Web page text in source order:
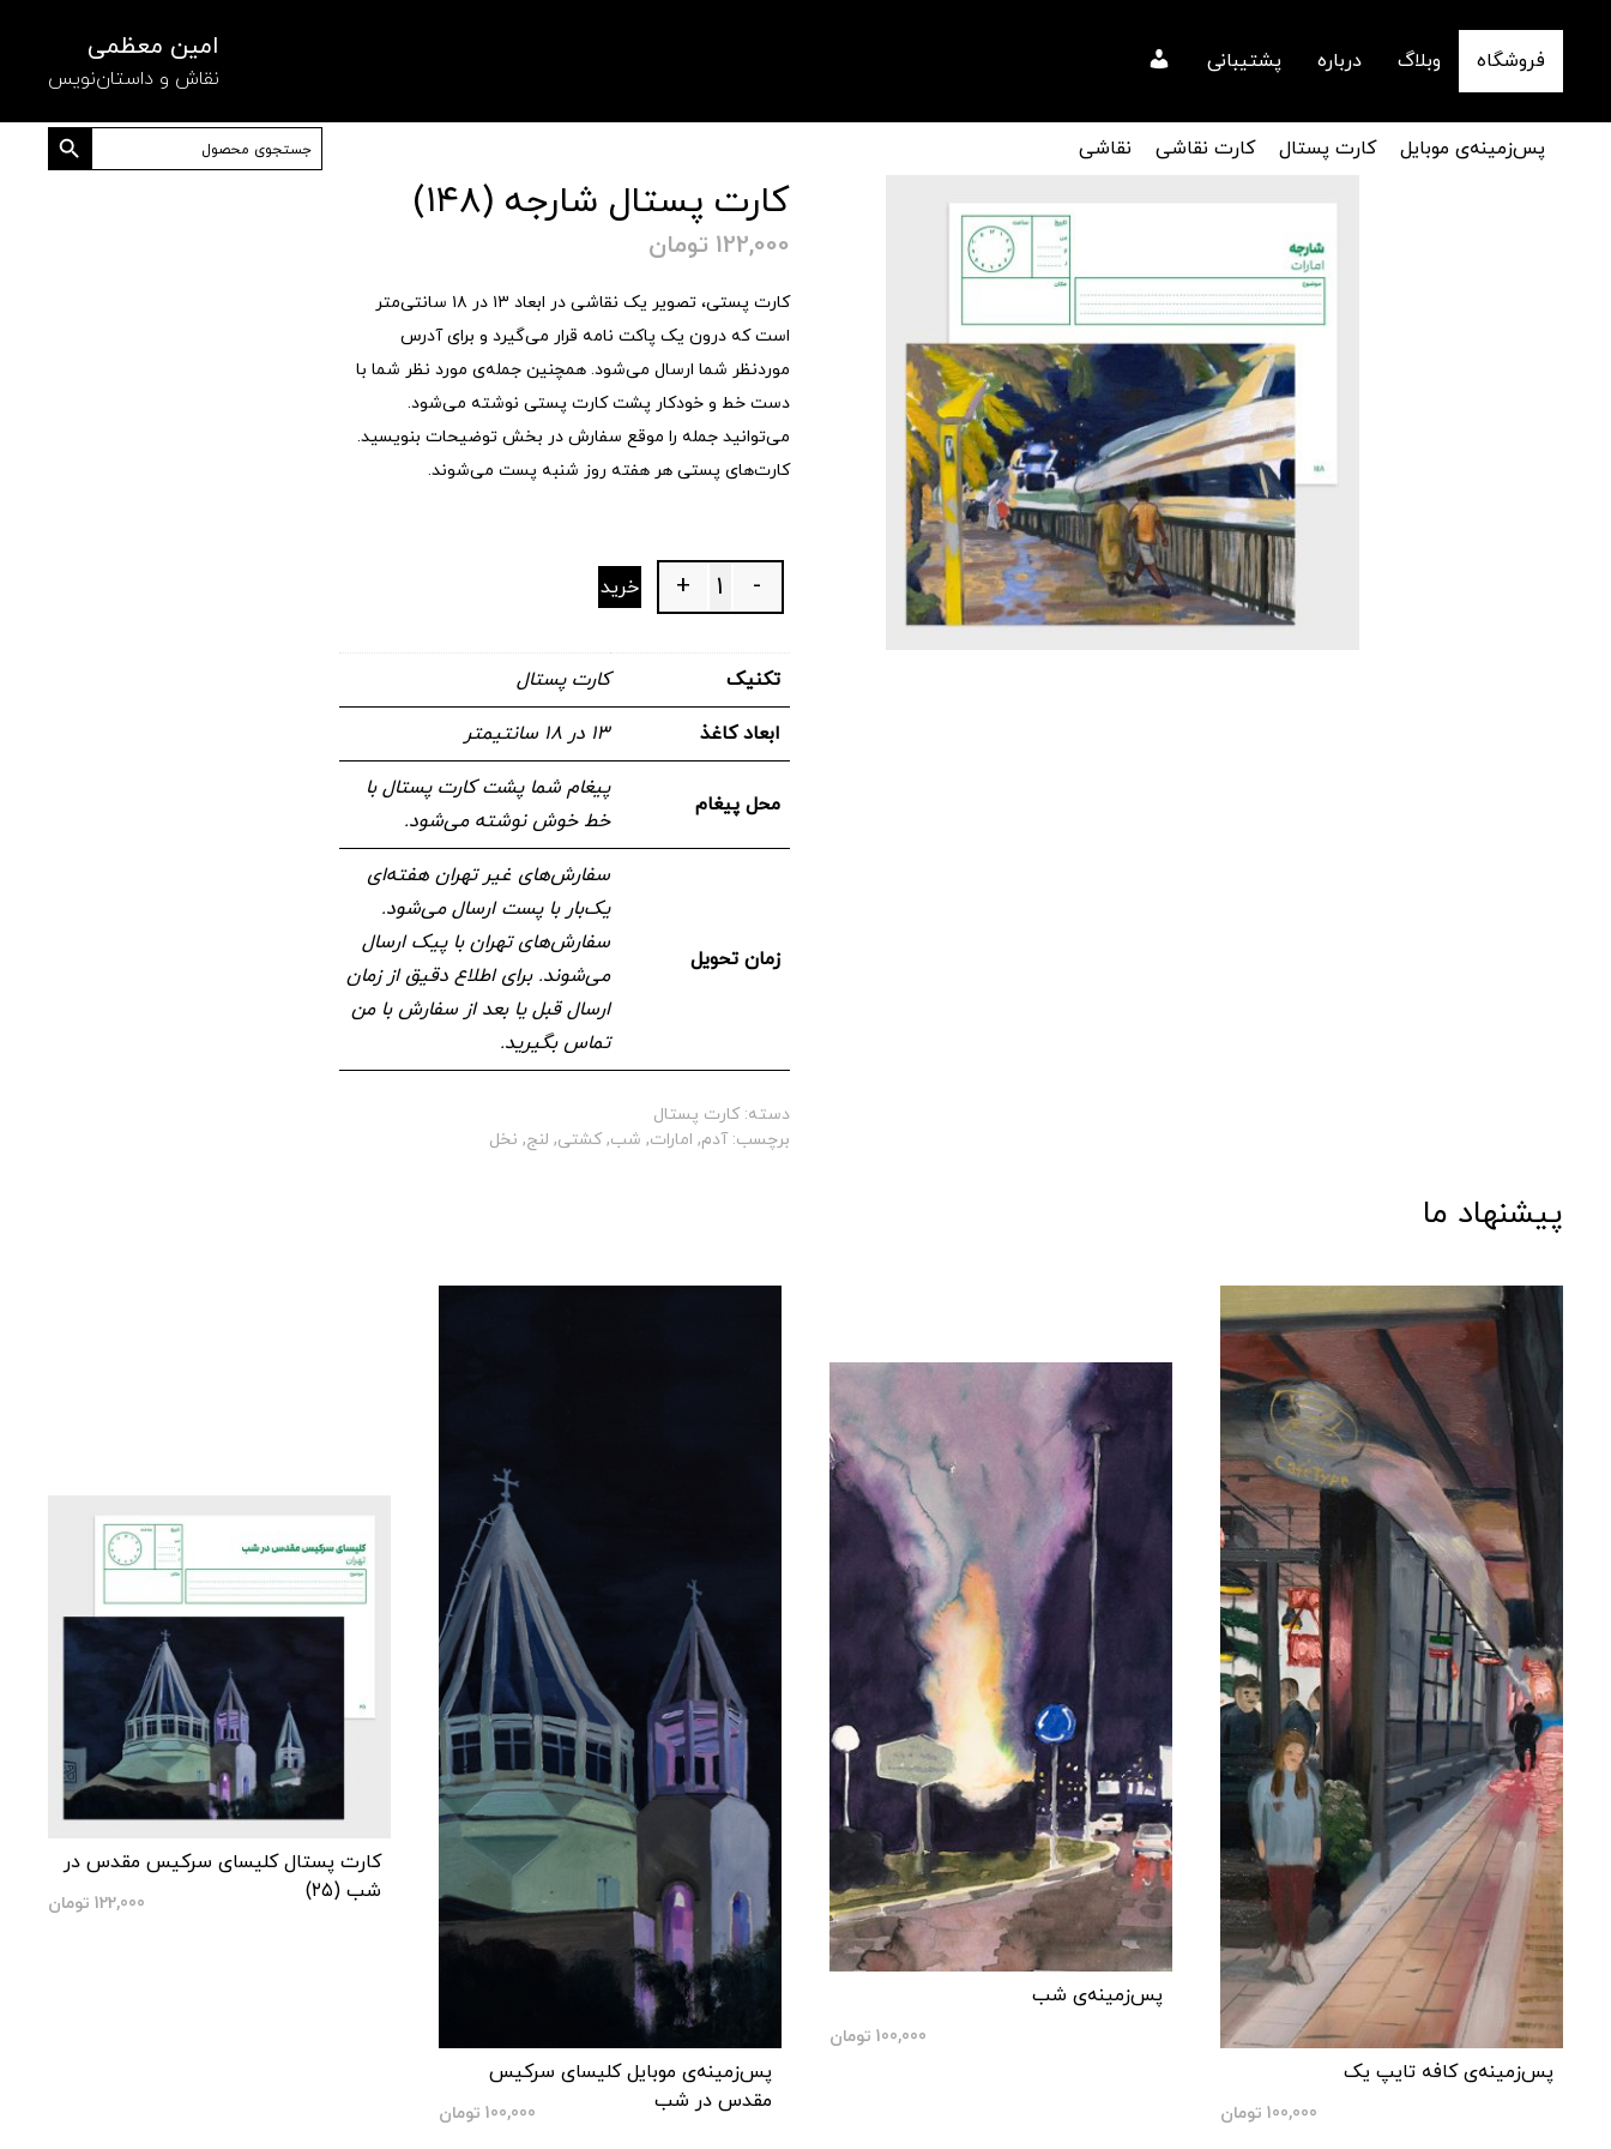
فروشگاه وبلاگ درباره پشتیبانی امین معظمی
نقاش و داستان‌نویس
پس‌زمینه‌ی موبایل کارت پستال کارت نقاشی نقاشی جستجو
برای:
دکمه جستجو
کارت پستال شارجه (۱۴۸)
122,000 تومان
کارت پستی، تصویر یک نقاشی در ابعاد ۱۳ در ۱۸ سانتی‌متر
است که درون یک پاکت نامه قرار می‌گیرد و برای آدرس
موردنظر شما ارسال می‌شود. همچنین جمله‌ی مورد نظر شما با
دست خط و خودکار پشت کارت پستی نوشته می‌شود.
می‌توانید جمله را موقع سفارش در بخش توضیحات بنویسید.
کارت‌های پستی هر هفته روز شنبه پست می‌شوند.
Quantity -
+ خرید
تکنیک کارت پستال
ابعاد کاغذ ۱۳ در ۱۸ سانتیمتر
محل پیغام
پیغام شما پشت کارت پستال با
خط خوش نوشته می‌شود.
زمان تحویل
سفارش‌های غیر تهران هفته‌ای
یک‌بار با پست ارسال می‌شود.
سفارش‌های تهران با پیک ارسال
می‌شوند. برای اطلاع دقیق از زمان
ارسال قبل یا بعد از سفارش با من
تماس بگیرید.
دسته:کارت پستال
برچسب:آدم, امارات, شب,کشتی, لنج, نخل
پیشنهاد ما
پس‌زمینه‌ی کافه تایپ یک
100,000 تومان
پس‌زمینه‌ی شب
100,000 تومان
پس‌زمینه‌ی موبایل کلیسای سرکیس
مقدس در شب
100,000 تومان
کارت پستال کلیسای سرکیس مقدس در
شب (۲۵)
122,000 تومان